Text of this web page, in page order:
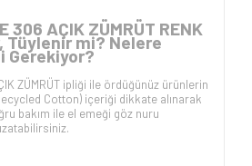
306 AÇIK ZÜMRÜT RENK
Tüylenir mi? Nelere
Gerekiyor?
ZÜMRÜT ipliği ile ördüğünüz ürünlerin
Cotton) içeriği dikkate alınarak
bakım ile el emeği göz nuru